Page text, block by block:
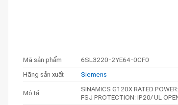
Mã sản phẩm
6SL3220-2YE64-0CF0
Hãng sản xuất
Siemens
Mô tả
SINAMICS G120X RATED
FSJ PROTECTION: IP20/ UL